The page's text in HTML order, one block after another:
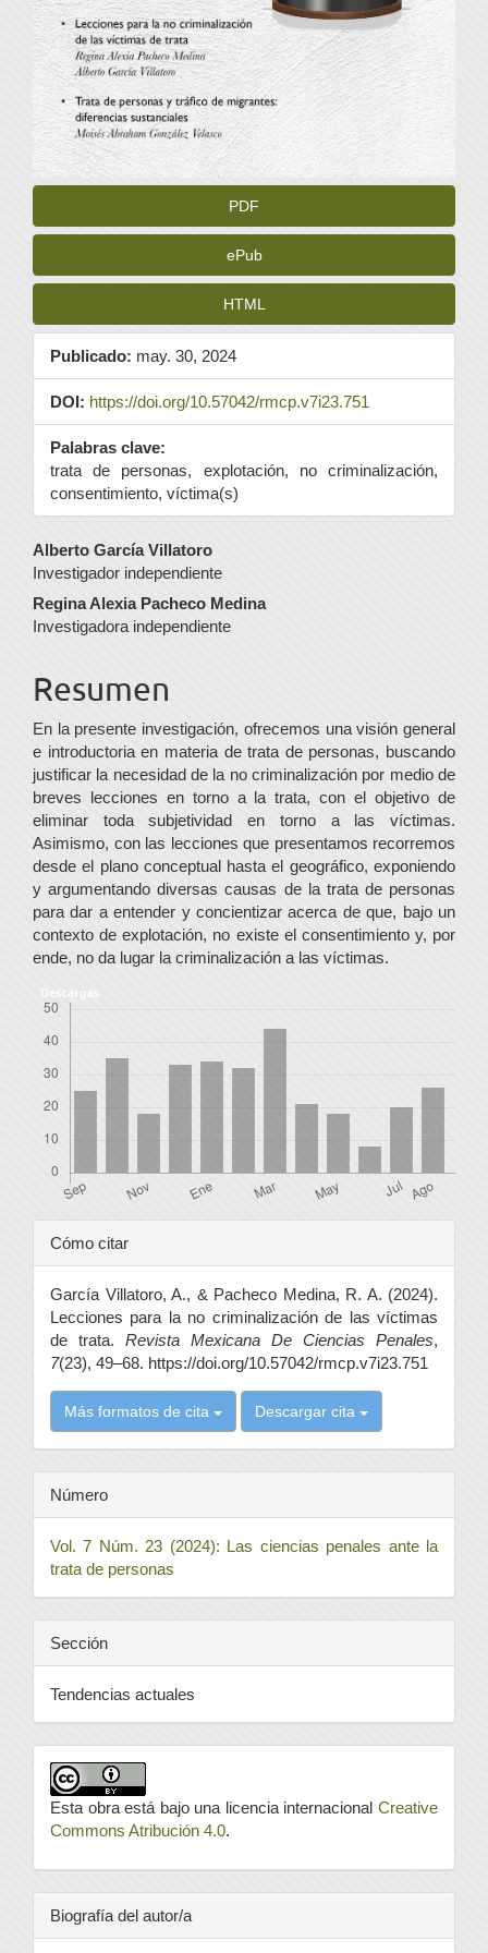
PDF
ePub
HTML
Publicado: may. 30, 2024
DOI: https://doi.org/10.57042/rmcp.v7i23.751
Palabras clave:
trata de personas, explotación, no criminalización,
consentimiento, víctima(s)
Contenido
principal
del
Alberto García Villatoro
Investigador independiente
Regina Alexia Pacheco Medina
Investigadora independiente
Resumen
En la presente investigación, ofrecemos una visión general
e introductoria en materia de trata de personas, buscando
justificar la necesidad de la no criminalización por medio de
breves lecciones en torno a la trata, con el objetivo de
eliminar toda subjetividad en torno a las víctimas.
Asimismo, con las lecciones que presentamos recorremos
desde el plano conceptual hasta el geográfico, exponiendo
y argumentando diversas causas de la trata de personas
para dar a entender y concientizar acerca de que, bajo un
contexto de explotación, no existe el consentimiento y, por
ende, no da lugar la criminalización a las víctimas.
Descargas
Detalles
del
artículo
Cómo citar
García Villatoro, A., & Pacheco Medina, R. A. (2024).
Lecciones para la no criminalización de las víctimas
de trata. Revista Mexicana De Ciencias Penales,
7(23), 49–68. https://doi.org/10.57042/rmcp.v7i23.751
Más formatos de cita Descargar cita
Número
Vol. 7 Núm. 23 (2024): Las ciencias penales ante la
trata de personas
Sección
Tendencias actuales
Esta obra está bajo una licencia internacional Creative
Commons Atribución 4.0.
Biografía del autor/a